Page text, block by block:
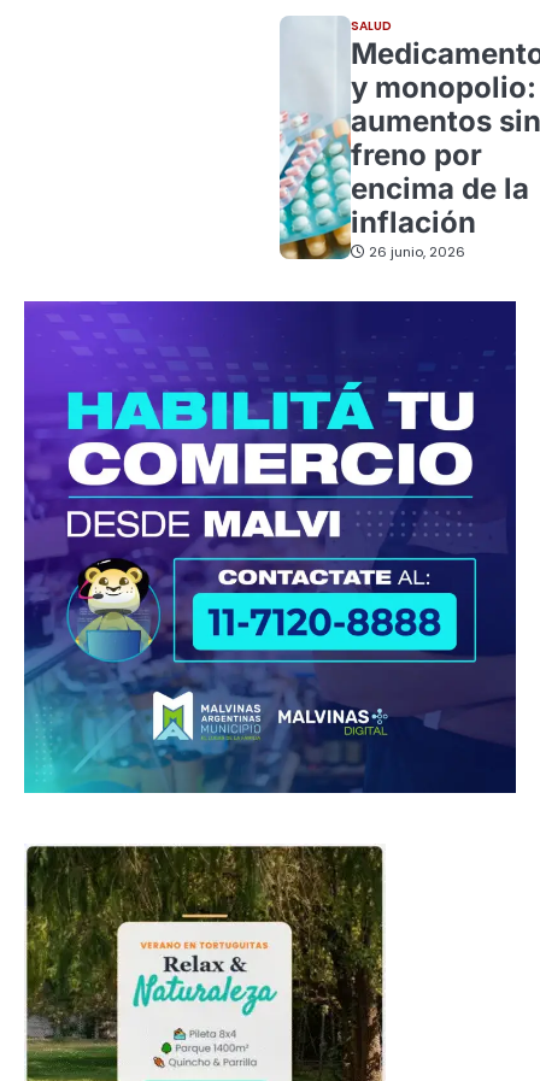
SALUD
y monopolio:
aumentos sin
freno por
encima de la
inflación
26 junio, 2026